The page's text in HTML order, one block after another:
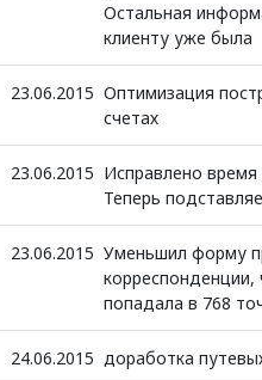
Остальная
клиенту уже была
23.06.2015 Оптимизация
счетах
23.06.2015 Исправлено время
Теперь
23.06.2015 Уменьшил форму
попадала в 768
24.06.2015 доработка